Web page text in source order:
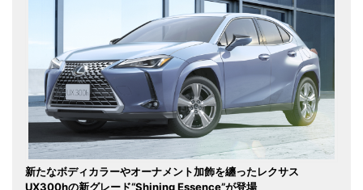
新たなボディカラーやオーナメント加飾を纏ったレクサス
UX300hの新グレード“Shining Essence”が登場